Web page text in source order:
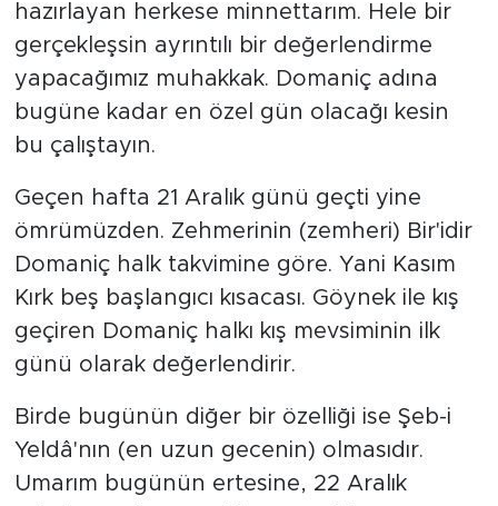
hazırlayan herkese minnettarım. Hele bir
gerçekleşsin ayrıntılı bir değerlendirme
yapacağımız muhakkak. Domaniç adına
bugüne kadar en özel gün olacağı kesin
bu çalıştayın.
Geçen hafta 21 Aralık günü geçti yine
ömrümüzden. Zehmerinin (zemheri) Bir'idir
Domaniç halk takvimine göre. Yani Kasım
Kırk beş başlangıcı kısacası. Göynek ile kış
geçiren Domaniç halkı kış mevsiminin ilk
günü olarak değerlendirir.
Birde bugünün diğer bir özelliği ise Şeb-i
Yeldâ'nın (en uzun gecenin) olmasıdır.
Umarım bugünün ertesine, 22 Aralık